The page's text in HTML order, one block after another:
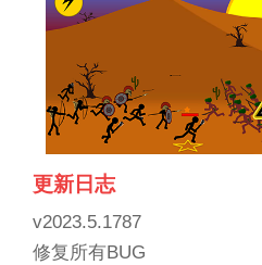
更新日志
v2023.5.1787
修复所有BUG